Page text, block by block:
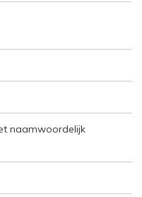
naamwoordelijk